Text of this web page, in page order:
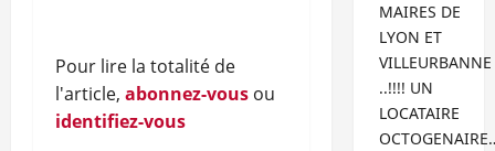
Pour lire la totalité de
l'article, abonnez-vous ou
identifiez-vous
MAIRES DE
LYON ET
VILLEURBANNE
..!!!! UN
LOCATAIRE